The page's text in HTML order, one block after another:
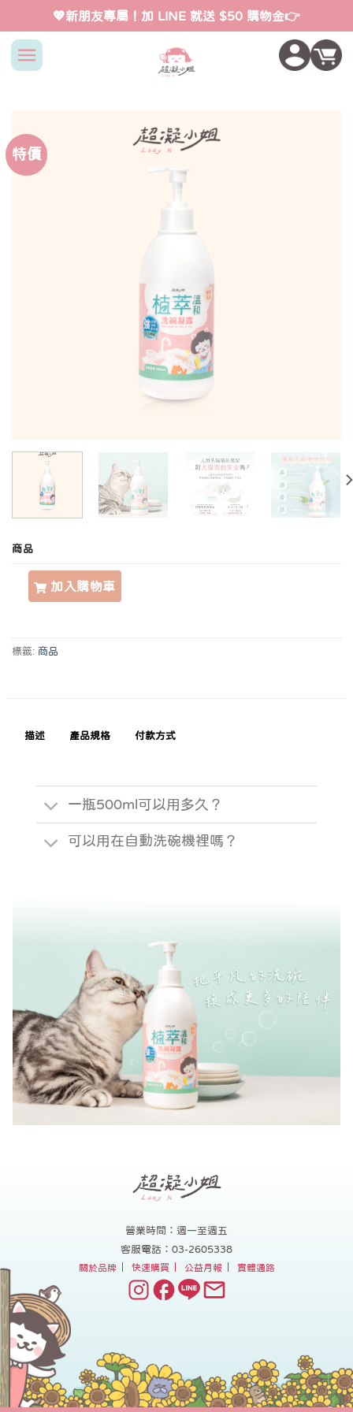
content
💖新朋友專屬！加 LINE 就送 $50 購物金👉
特價
商品
植萃溫和洗碗凝露【人寵共用】｜超凝小姐 數量
加入購物車
標籤: 商品
描述 產品規格 付款方式
一瓶500ml可以用多久？
可以用在自動洗碗機裡嗎？
營業時間：週一至週五
客服電話：03-2605338
關於品牌 快速購買 公益月報 實體通路